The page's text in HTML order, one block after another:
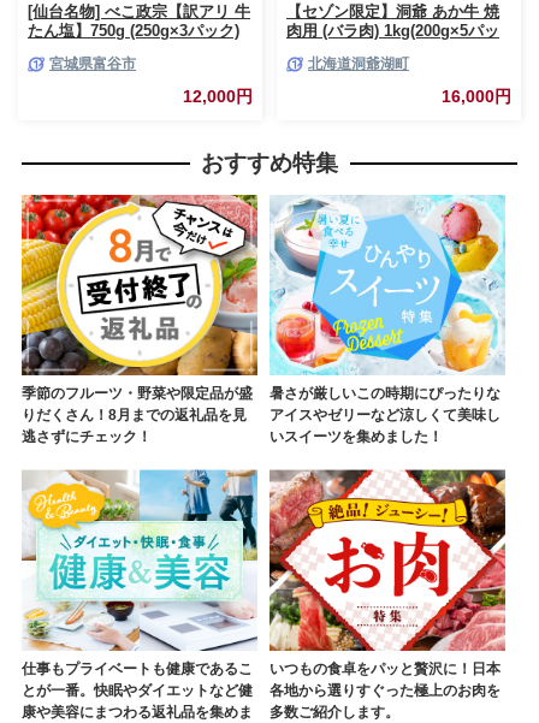
[仙台名物] べこ政宗【訳アリ 牛
たん塩】750g (250g×3パック)
[0256]宮城県富谷市
12,000円
【セゾン限定】洞爺 あか牛 焼
肉用 (バラ肉) 1kg(200g×5パッ
ーベキュー おうち焼肉 BBQ ジ
ューシー ヘルシー 赤身本来の
北海道洞爺湖町
16,000円
おすすめ特集
季節のフルーツ・野菜や限定品が盛
りだくさん！8月までの返礼品を見
逃さずにチェック！
暑さが厳しいこの時期にぴったりな
アイスやゼリーなど涼しくて美味し
いスイーツを集めました！
仕事もプライベートも健康であるこ
とが一番。快眠やダイエットなど健
康や美容にまつわる返礼品を集めま
いつもの食卓をパッと贅沢に！日本
各地から選りすぐった極上のお肉を
多数ご紹介します。